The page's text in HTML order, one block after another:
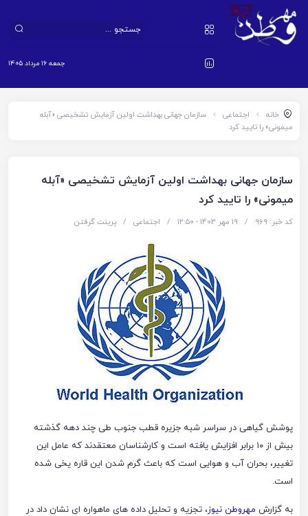
جمعه ۱۶ مرداد ۱۴۰۵
خانه اجتماعی
سازمان جهانی بهداشت اولین آزمایش تشخیصی «آبله
میمونی» را تایید کرد
سازمان جهانی بهداشت اولین آزمایش تشخیصی «آبله
میمونی» را تایید کرد
کد خبر: 969 / 19 مهر 1403 - ۱۲:۵۰ / اجتماعی / پرینت گرفتن
پوشش گیاهی در سراسر شبه جزیره قطب جنوب طی چند دهه گذشته
بیش از ۱۰ برابر افزایش یافته است و کارشناسان معتقدند که عامل این
تغییر، بحران آب و هوایی است که باعث گرم شدن این قاره یخی شده
است.
به گزارش مهروطن نیوز، تجزیه و تحلیل داده های ماهواره ای نشان داد در